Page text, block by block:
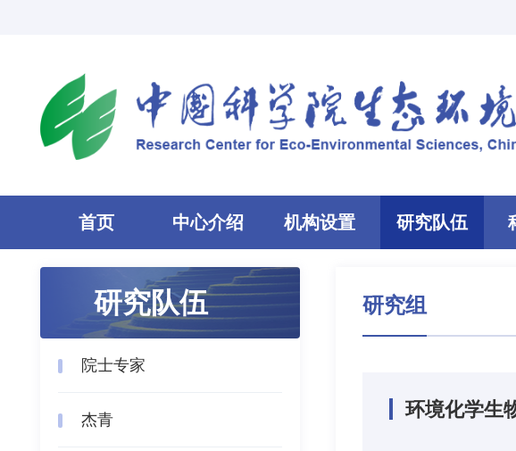
首页 中心介绍 机构设置 研究队伍
研究队伍
院士专家
杰青
研究组
环境化学生